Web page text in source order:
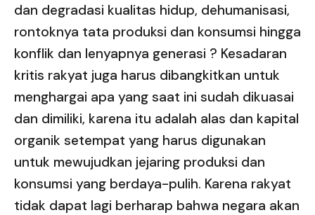
dan degradasi kualitas hidup, dehumanisasi,
rontoknya tata produksi dan konsumsi hingga
konflik dan lenyapnya generasi ? Kesadaran
kritis rakyat juga harus dibangkitkan untuk
menghargai apa yang saat ini sudah dikuasai
dan dimiliki, karena itu adalah alas dan kapital
organik setempat yang harus digunakan
untuk mewujudkan jejaring produksi dan
konsumsi yang berdaya-pulih. Karena rakyat
tidak dapat lagi berharap bahwa negara akan